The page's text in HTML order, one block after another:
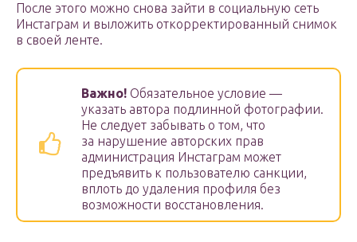
После этого можно снова зайти в социальную сеть
Инстаграм и выложить откорректированный снимок
в своей ленте.
Важно! Обязательное условие —
указать автора подлинной фотографии.
Не следует забывать о том, что
за нарушение авторских прав
администрация Инстаграм может
предъявить к пользователю санкции,
вплоть до удаления профиля без
возможности восстановления.